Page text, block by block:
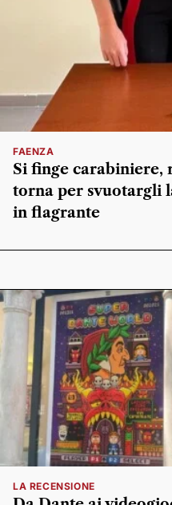
FAENZA
Si finge carabiniere,
torna per svuotargli
in flagrante
LA RECENSIONE